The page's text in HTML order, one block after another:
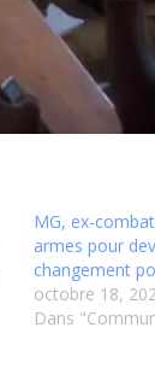
MG, ex-
armes pour
changement
octobre 18,
Dans